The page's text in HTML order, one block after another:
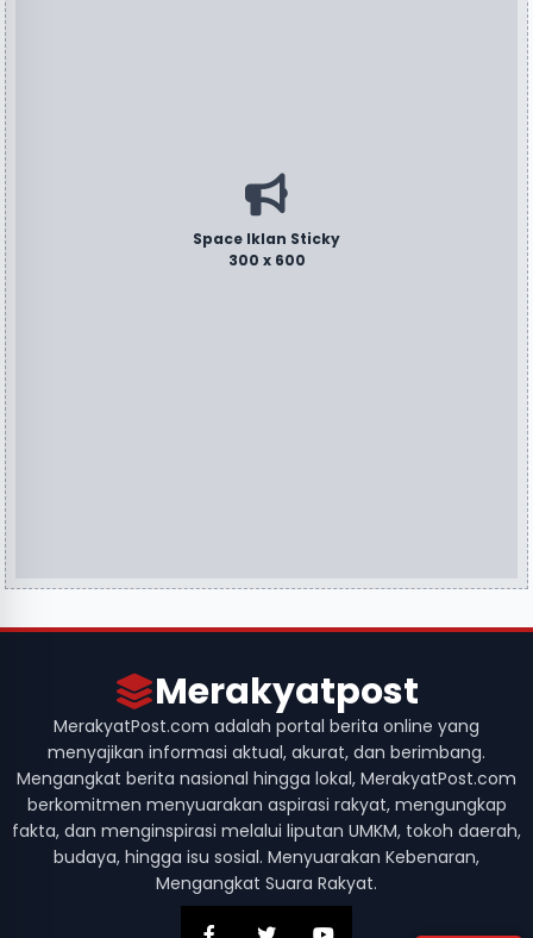
Space Iklan Sticky
300 x 600
Merakyatpost
MerakyatPost.com adalah portal berita online yang
menyajikan informasi aktual, akurat, dan berimbang.
Mengangkat berita nasional hingga lokal, MerakyatPost.com
berkomitmen menyuarakan aspirasi rakyat, mengungkap
fakta, dan menginspirasi melalui liputan UMKM, tokoh daerah,
budaya, hingga isu sosial. Menyuarakan Kebenaran,
Mengangkat Suara Rakyat.